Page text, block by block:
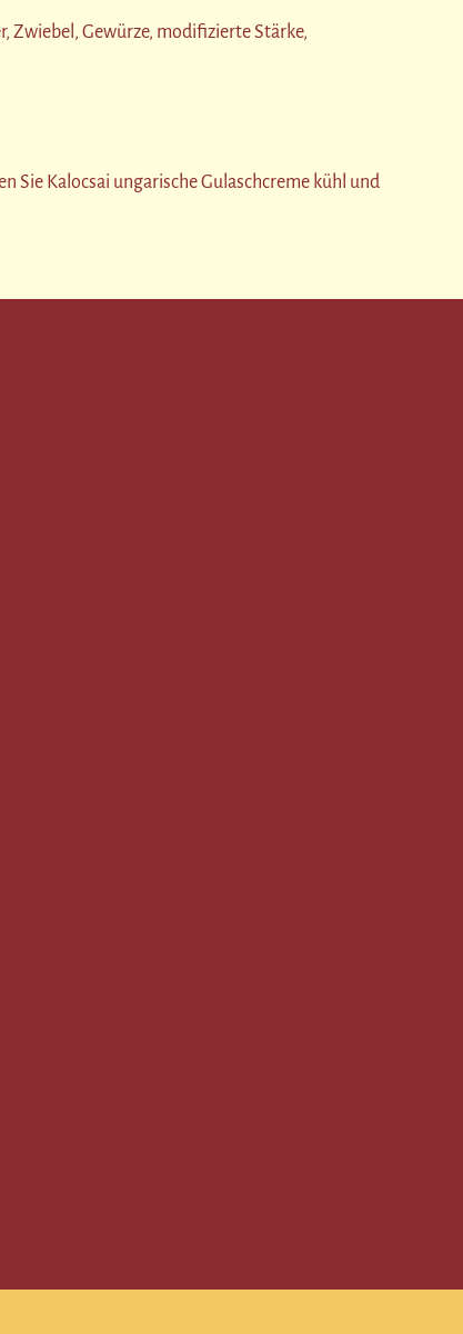
Zwiebel, Gewürze, modifizierte Stärke,
Sie Kalocsai ungarische Gulaschcreme kühl und